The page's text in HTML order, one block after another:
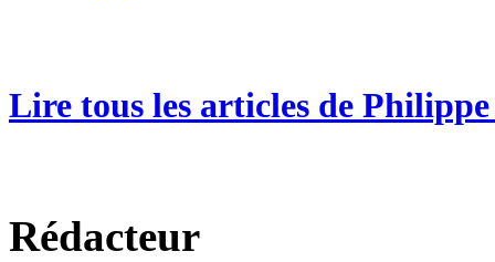
Lire tous les articles de
Rédacteur